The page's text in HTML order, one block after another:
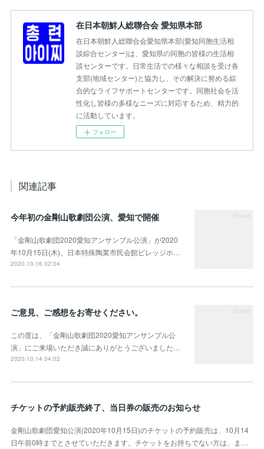
在日本朝鮮人総聯合会 愛知県本部
在日本朝鮮人総聯合会愛知県本部(愛知同胞生活相
談綜合センター)は、愛知県の同胞の皆様の生活相
談センターです。日常生活での様々な相談を受け各
支部(地域センター)と協力し、その解決に努める綜
合的なライフサポートセンターです。同胞社会を活
性化し皆様の多様なニーズに対応するため、精力的
に活動しています。
フォロー
関連記事
今年初の金剛山歌劇団公演、愛知で開催
「金剛山歌劇団2020愛知アンサンブル公演」が2020
年10月15日(木)、日本特殊陶業市民会館ビレッジホ…
2020.10.16 02:04
ご意見、ご感想をお寄せください。
この度は、「金剛山歌劇団2020愛知アンサンブル公
演」にご来場いただき誠にありがとうございました…
2020.10.14 04:02
チケットの予約販売終了、当日券の販売のお知らせ
金剛山歌劇団愛知公演(2020年10月15日)のチケットの予約販売は、10月14
日午前0時までとさせていただきます。チケットをお持ちでない方は、ま…